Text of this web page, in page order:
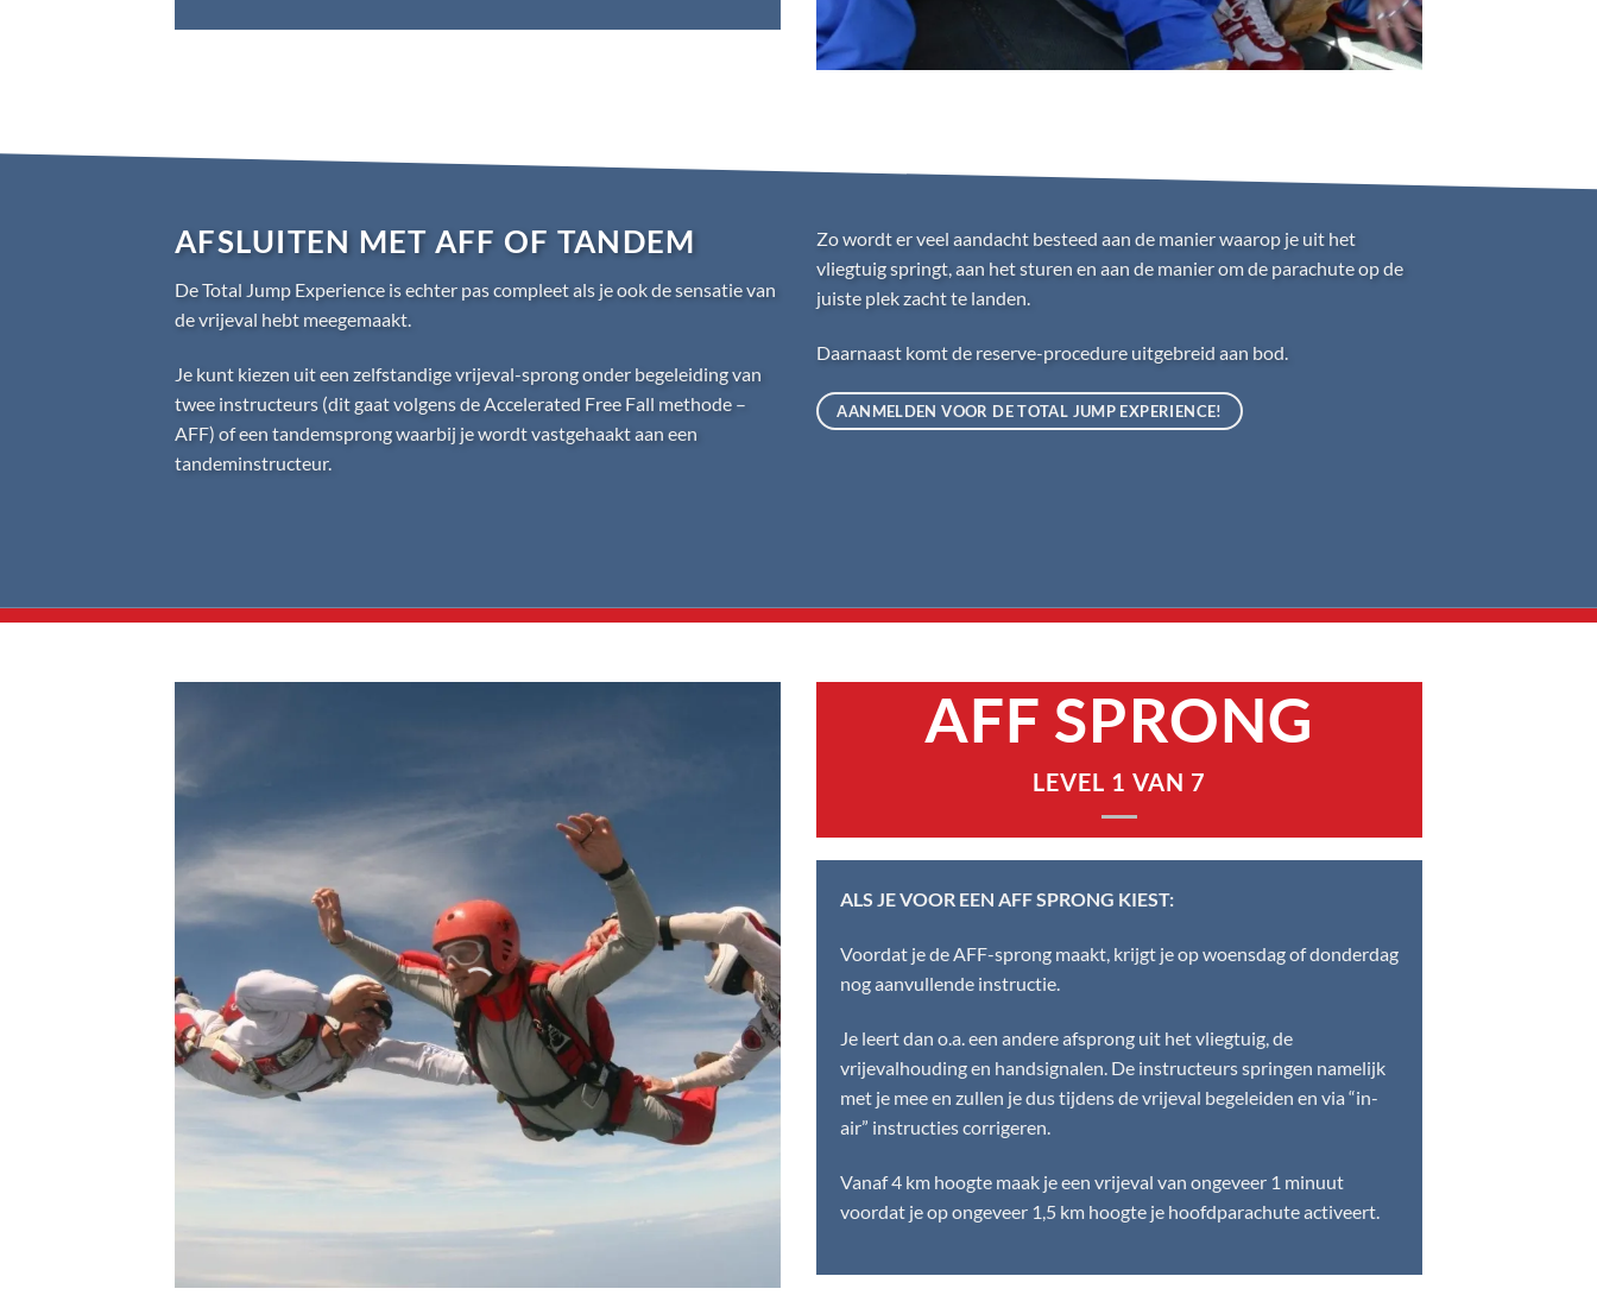
AFSLUITEN MET AFF OF TANDEM
De Total Jump Experience is echter pas compleet als je ook de sensatie van
de vrijeval hebt meegemaakt.
Je kunt kiezen uit een zelfstandige vrijeval-sprong onder begeleiding van
twee instructeurs (dit gaat volgens deAccelerated Free Fall methode –
AFF) of een tandemsprongwaarbij je wordt vastgehaakt aan een
tandeminstructeur.
Zo wordt er veel aandacht besteed aan de manier waarop je uit het
vliegtuig springt, aan het sturen en aan de manier om de parachute op de
juiste plek zacht te landen.
Daarnaast komt de reserve-procedure uitgebreid aan bod.
AANMELDEN VOOR DE TOTAL JUMP EXPERIENCE!
AFF SPRONG
LEVEL 1 VAN 7
ALS JE VOOR EEN AFF SPRONG KIEST:
Voordat je deAFF-sprong maakt, krijgt je op woensdag of donderdag
nog aanvullende instructie.
Je leert dan o.a. een andere afsprong uit het vliegtuig, de
vrijevalhouding en handsignalen. De instructeurs springen namelijk
met je mee en zullen je dus tijdens de vrijeval begeleiden en via “in-
air” instructies corrigeren.
Vanaf 4 km hoogte maak je een vrijeval van ongeveer 1 minuut
voordat je op ongeveer 1,5 km hoogte je hoofdparachute activeert.